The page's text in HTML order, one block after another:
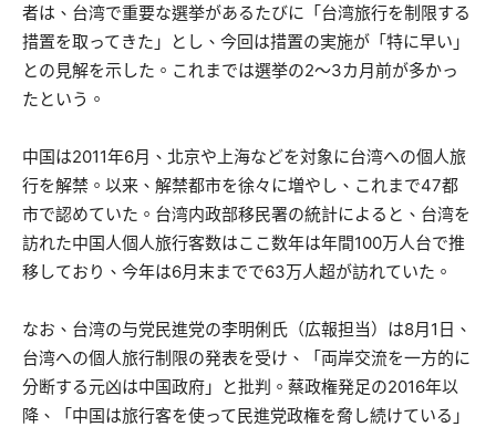
者は、台湾で重要な選挙があるたびに「台湾旅行を制限する
措置を取ってきた」とし、今回は措置の実施が「特に早い」
との見解を示した。これまでは選挙の2～3カ月前が多かっ
たという。
中国は2011年6月、北京や上海などを対象に台湾への個人旅
行を解禁。以来、解禁都市を徐々に増やし、これまで47都
市で認めていた。台湾内政部移民署の統計によると、台湾を
訪れた中国人個人旅行客数はここ数年は年間100万人台で推
移しており、今年は6月末までで63万人超が訪れていた。
なお、台湾の与党民進党の李明俐氏（広報担当）は8月1日、
台湾への個人旅行制限の発表を受け、「両岸交流を一方的に
分断する元凶は中国政府」と批判。蔡政権発足の2016年以
降、「中国は旅行客を使って民進党政権を脅し続けている」